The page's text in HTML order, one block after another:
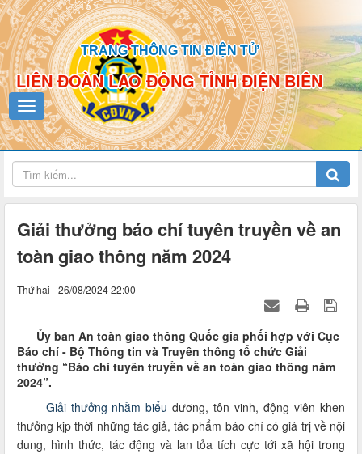
TRANG THÔNG TIN ĐIỆN TỬ
LIÊN ĐOÀN LAO ĐỘNG TỈNH ĐIỆN BIÊN
Giải thưởng báo chí tuyên truyền về an
toàn giao thông năm 2024
Thứ hai - 26/08/2024 22:00
Ủy ban An toàn giao thông Quốc gia phối hợp với Cục
Báo chí - Bộ Thông tin và Truyền thông tổ chức Giải
thưởng “Báo chí tuyên truyền về an toàn giao thông năm
2024”.
Giải thưởng nhằm biểu dương, tôn vinh, động viên khen
thưởng kịp thời những tác giả, tác phẩm báo chí có giá trị về nội
dung, hình thức, tác động và lan tỏa tích cực tới xã hội trong